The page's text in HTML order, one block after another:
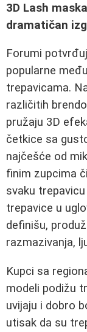
3D Lash
dramatičan
Forumi
popularne
trepavicama.
različitih
pružaju 3D
četkice sa
najčešće od
finim zupcima
svaku
trepavice u
definišu,
razmazivanja,
Kupci sa
modeli podižu
uvijaju i dobro
utisak da su